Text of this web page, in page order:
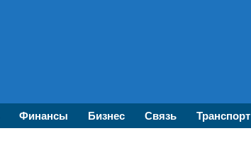
Финансы Бизнес Связь Транспорт